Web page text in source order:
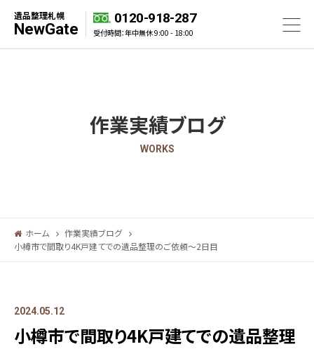
遺品整理札幌
NewGate
0120-918-287
受付時間：年中無休 9:00 - 18:00
作業実績ブログ
WORKS
ホーム
作業実績ブログ
小樽市で間取り4K戸建てでの遺品整理のご依頼～2日目
2024.05.12
小樽市で間取り4K戸建てでの遺品整理